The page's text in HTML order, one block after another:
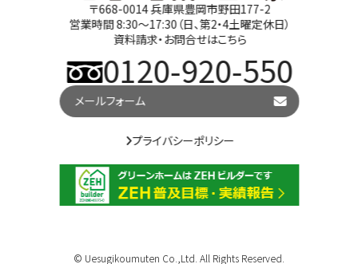
〒668-0014 兵庫県豊岡市野田177-2
営業時間 8:30～17:30（日、第2・4土曜定休日）
資料請求・お問合せはこちら
0120-920-550
メールフォーム
プライバシーポリシー
© Uesugikoumuten Co.,Ltd. All Rights Reserved.